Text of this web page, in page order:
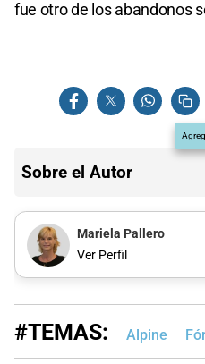
fue otro de los abandonos
Sobre el Autor
Mariela Pallero
Ver Perfil
#TEMAS: Alpine